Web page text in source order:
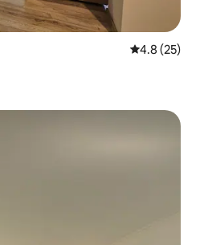
Ukadiriaji
4.8 (25)